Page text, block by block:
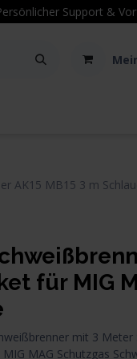
Support &
AK15 MB15 3 m
für MIG
mit 3 Meter
MAG Schutzgas